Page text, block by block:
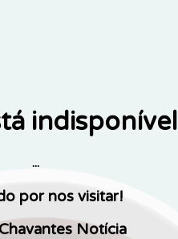
indisponível
...
por nos visitar!
Notícia